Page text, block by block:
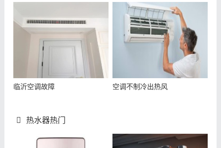
临沂空调故障 空调不制冷出热风
热水器热门